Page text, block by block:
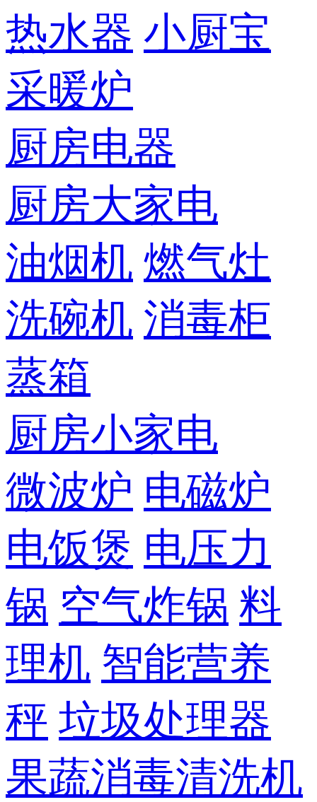
热水器 小厨宝
采暖炉
厨房电器
厨房大家电
油烟机 燃气灶
洗碗机 消毒柜
蒸箱
厨房小家电
微波炉 电磁炉
电饭煲 电压力
锅 空气炸锅 料
理机 智能营养
秤 垃圾处理器
果蔬消毒清洗机